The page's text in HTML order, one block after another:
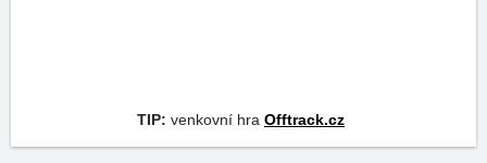
TIP: venkovní hra Offtrack.cz